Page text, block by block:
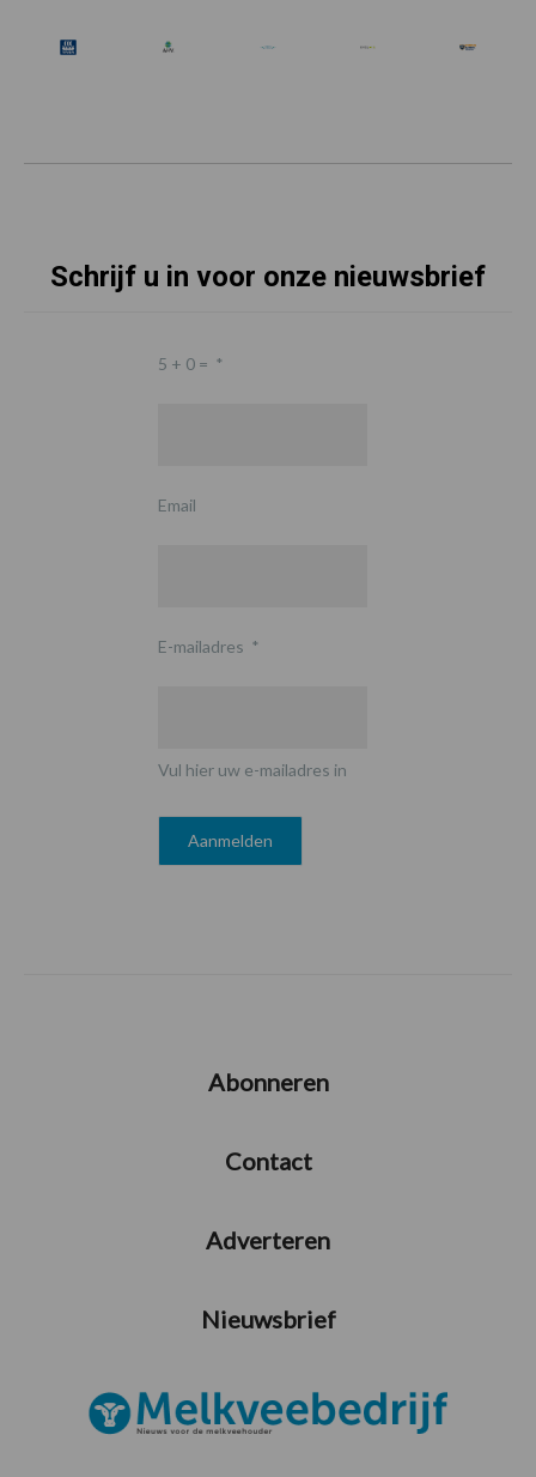
Schrijf u in voor onze nieuwsbrief
5 + 0 = *
Email
E-mailadres *
Vul hier uw e-mailadres in
Abonneren
Contact
Adverteren
Nieuwsbrief